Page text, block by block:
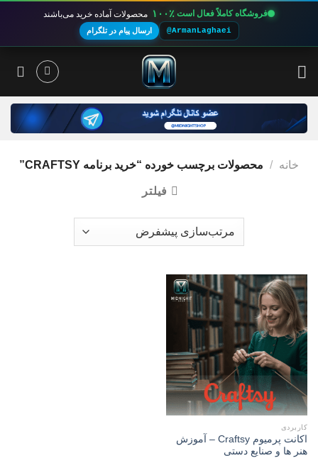
فروشگاه کاملاً فعال است ۱۰۰٪ محصولات آماده خرید می‌باشند
@ArmanLaghaei ارسال پیام در تلگرام
خانه / محصولات برچسب خورده “خرید برنامه CRAFTSY”
فیلتر
کاربردی
اکانت پرمیوم Craftsy – آموزش
هنر ها و صنایع دستی